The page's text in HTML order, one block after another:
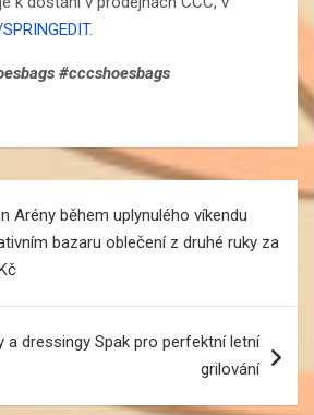
.
#cccshoesbags
Arény během uplynulého víkendu
bazaru oblečení z druhé ruky za
a dressingy Spak pro perfektní letní
grilování